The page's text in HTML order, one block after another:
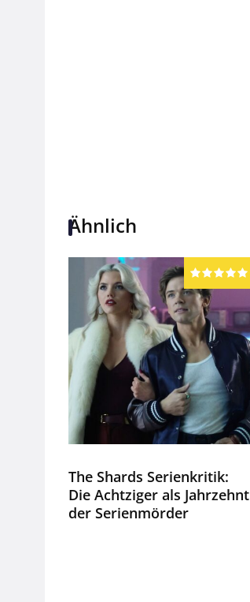
Ähnlich
The Shards Serienkritik:
Die Achtziger als Jahrzehnt
der Serienmörder